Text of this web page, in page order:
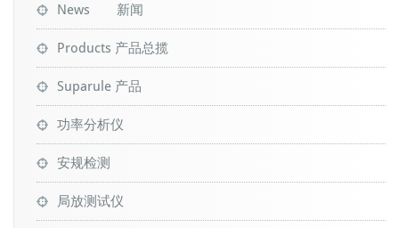
News 新闻
Products 产品总揽
Suparule 产品
功率分析仪
安规检测
局放测试仪